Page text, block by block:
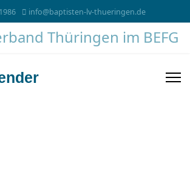
info@baptisten-lv-thueringen.de